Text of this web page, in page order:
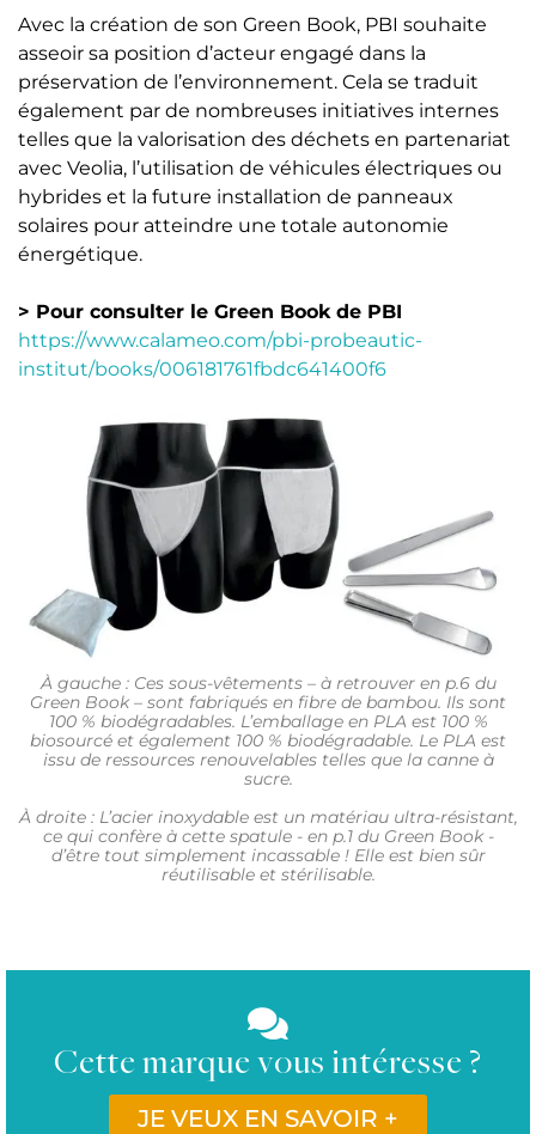
Avec la création de son Green Book, PBI souhaite
asseoir sa position d’acteur engagé dans la
préservation de l’environnement. Cela se traduit
également par de nombreuses initiatives internes
telles que la valorisation des déchets en partenariat
avec Veolia, l’utilisation de véhicules électriques ou
hybrides et la future installation de panneaux
solaires pour atteindre une totale autonomie
énergétique.
> Pour consulter le Green Book de PBI
https://www.calameo.com/pbi-probeautic-
institut/books/006181761fbdc641400f6
À gauche : Ces sous-vêtements – à retrouver en p.6 du
Green Book – sont fabriqués en fibre de bambou. Ils sont
100 % biodégradables. L’emballage en PLA est 100 %
biosourcé et également 100 % biodégradable. Le PLA est
issu de ressources renouvelables telles que la canne à
sucre.
À droite : L’acier inoxydable est un matériau ultra-résistant,
ce qui confère à cette spatule - en p.1 du Green Book -
d’être tout simplement incassable ! Elle est bien sûr
réutilisable et stérilisable.
Cette marque vous intéresse ?
JE VEUX EN SAVOIR +